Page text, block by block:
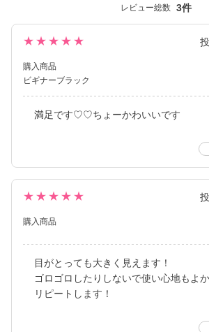
レビュー総数 3件
★★★★★
購入商品
ビギナーブラック
満足です♡♡ちょーかわいいです
★★★★★
購入商品
目がとっても大きく見えます！
ゴロゴロしたりしないで使い心地もよ
リピートします！